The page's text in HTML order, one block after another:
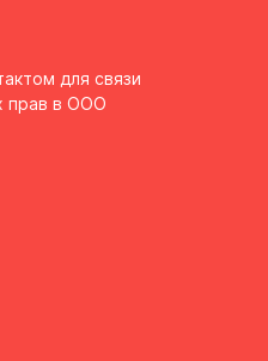
для связи
прав в ООО